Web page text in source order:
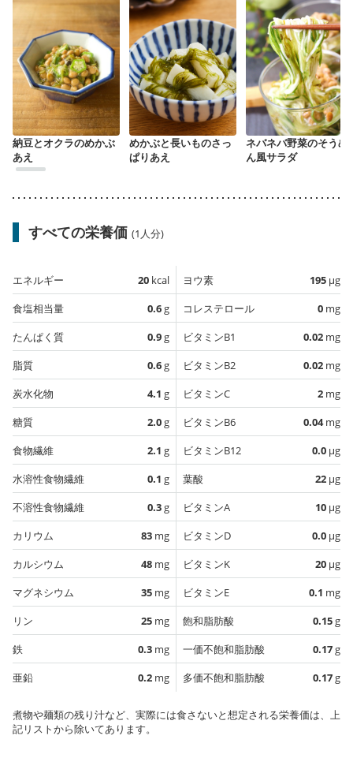
納豆とオクラのめかぶ
あえ
めかぶと長いものさっ
ぱりあえ
ネバネバ野菜のそうめ
ん風サラダ
すべての栄養価 (1人分)
エネルギー 20 kcal
食塩相当量
0.6g
たんぱく質
0.9g
脂質
0.6g
炭水化物
4.1 g
糖質
2.0g
食物繊維
2.1 g
水溶性食物繊維
0.1 g
不溶性食物繊維
0.3g
カリウム
83 mg
カルシウム
48 mg
マグネシウム
35 mg
リン
25 mg
鉄
0.3 mg
亜鉛
0.2 mg
ヨウ素 195 µg
コレステロール
0 mg
ビタミンB1
0.02 mg
ビタミンB2
0.02 mg
ビタミンC
2 mg
ビタミンB6
0.04mg
ビタミンB12
0.0 µg
葉酸
22 µg
ビタミンA
10 µg
ビタミンD
0.0 µg
ビタミンK
20 µg
ビタミンE
0.1 mg
飽和脂肪酸
0.15g
一価不飽和脂肪酸
0.17g
多価不飽和脂肪酸
0.17g
煮物や麺類の残り汁など、実際には食さないと想定される栄養価は、上
記リストから除いてあります。